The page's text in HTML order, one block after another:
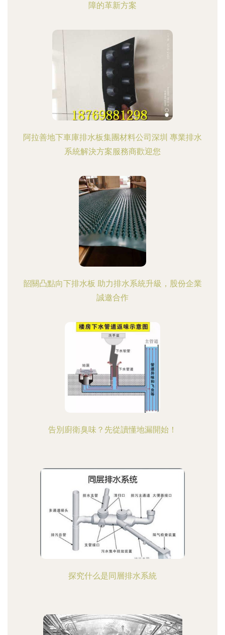
障的革新方案
阿拉善地下車庫排水板集團材料公司深圳 專業排水
系統解決方案服務商歡迎您
韶關凸點向下排水板 助力排水系統升級，股份企業
誠邀合作
告別廚衛臭味？先從讀懂地漏開始！
探究什么是同層排水系統